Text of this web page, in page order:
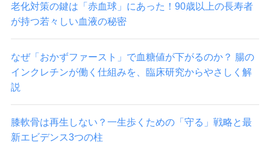
老化対策の鍵は「赤血球」にあった！90歳以上の長寿者
が持つ若々しい血液の秘密
なぜ「おかずファースト」で血糖値が下がるのか？ 腸の
インクレチンが働く仕組みを、臨床研究からやさしく解
説
膝軟骨は再生しない？一生歩くための「守る」戦略と最
新エビデンス3つの柱